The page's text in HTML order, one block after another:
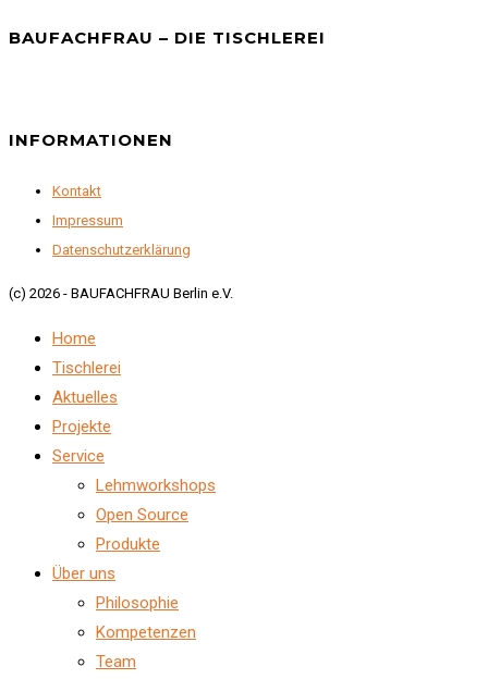
BAUFACHFRAU – DIE TISCHLEREI
INFORMATIONEN
Kontakt
Impressum
Datenschutzerklärung
(c) 2026 - BAUFACHFRAU Berlin e.V.
Home
Tischlerei
Aktuelles
Projekte
Service
Lehmworkshops
Open Source
Produkte
Über uns
Philosophie
Kompetenzen
Team